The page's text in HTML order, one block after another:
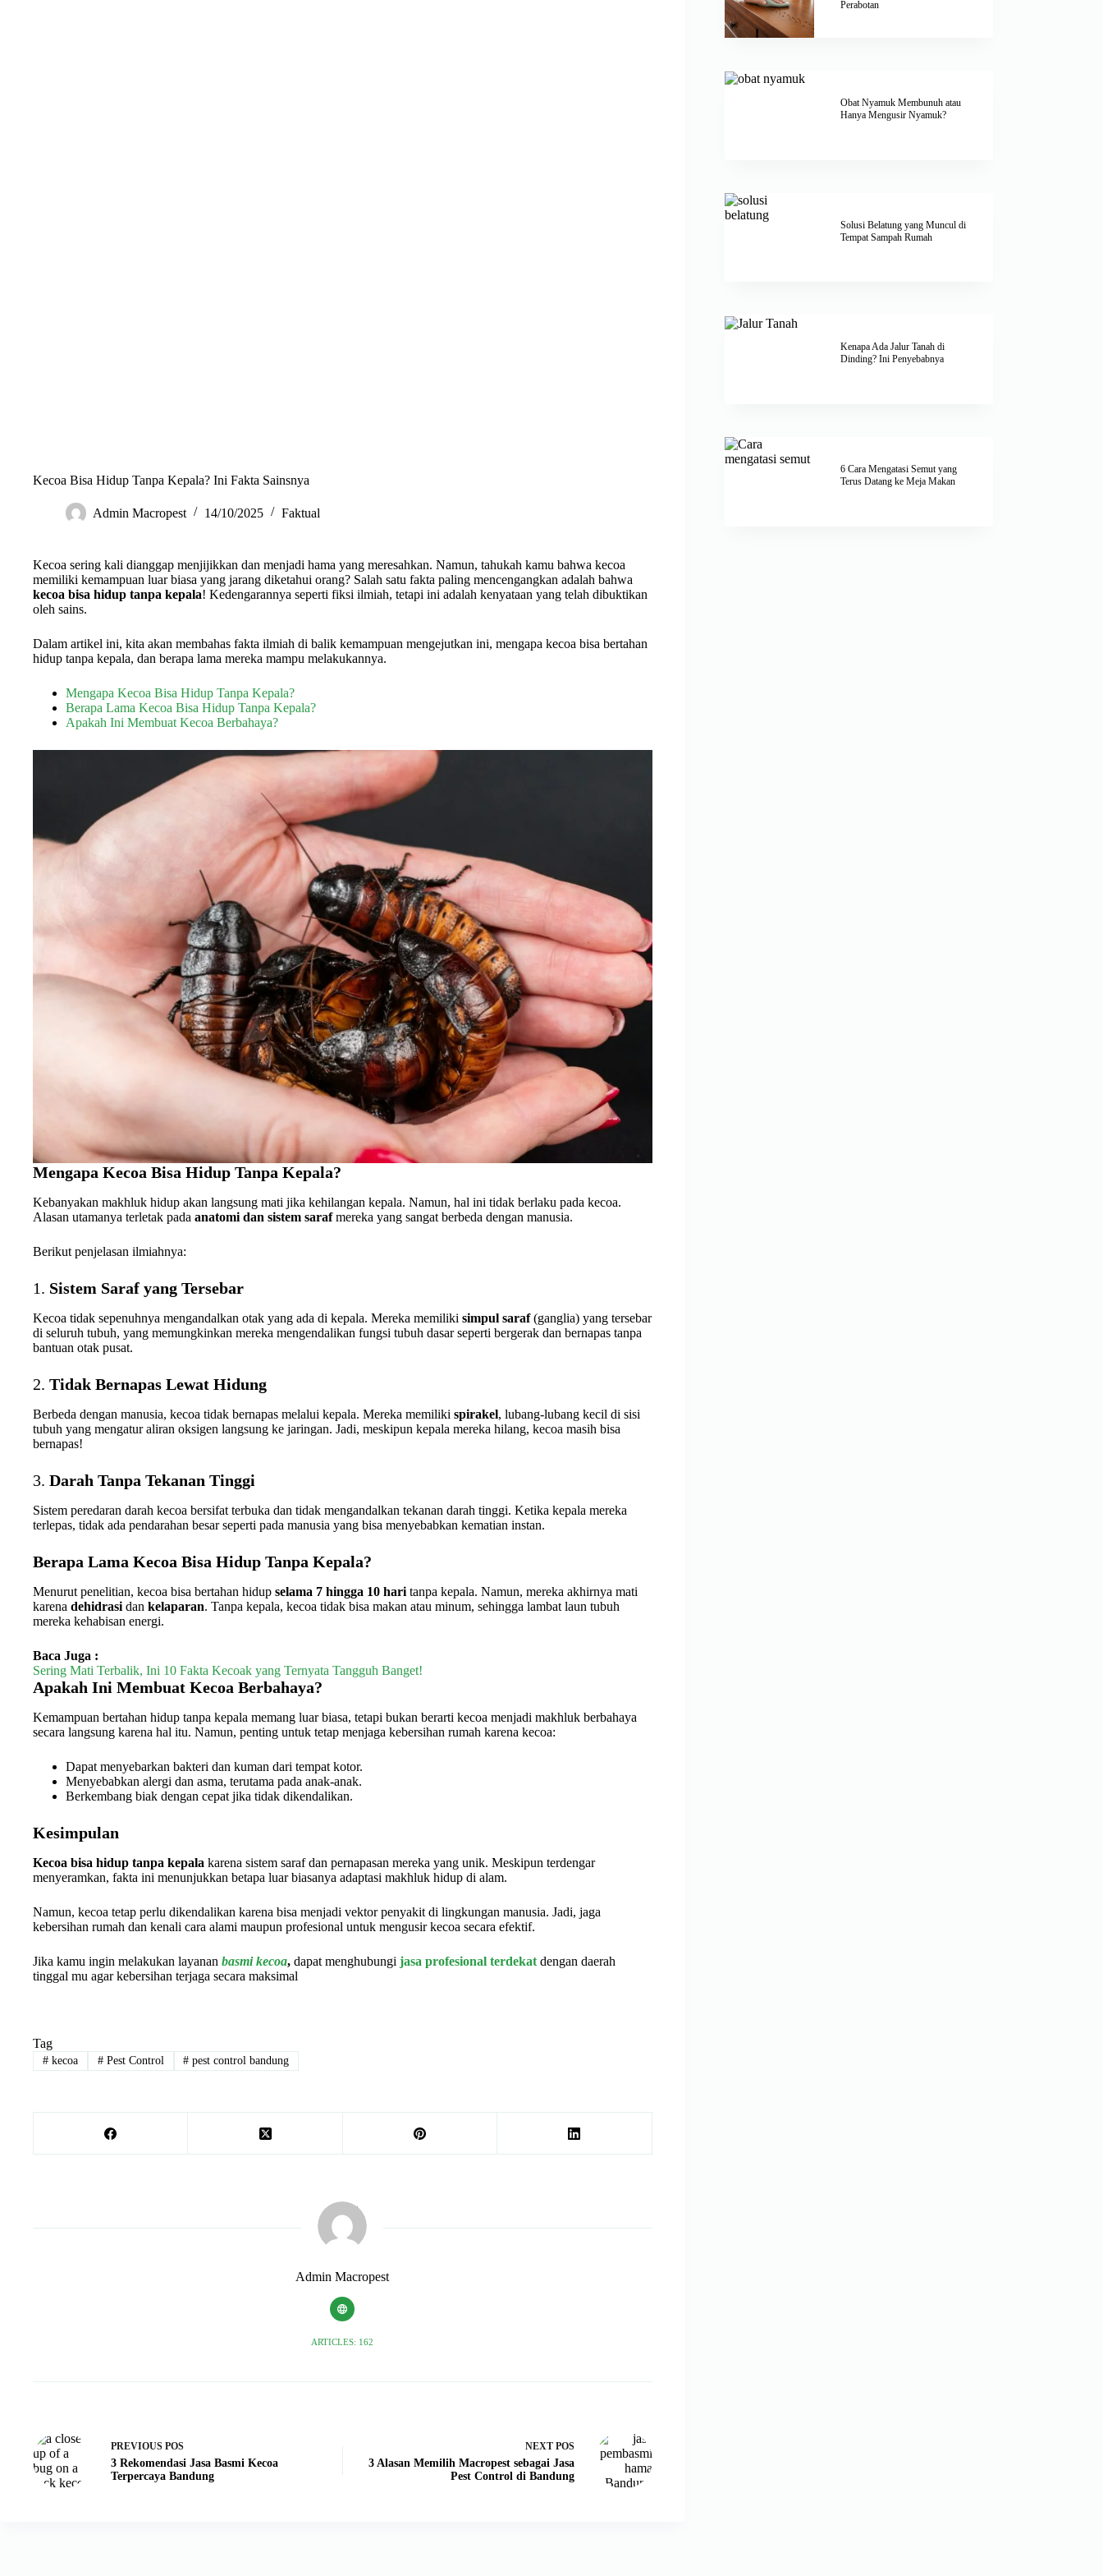
Kecoa Bisa Hidup Tanpa Kepala? Ini Fakta Sainsnya
Admin Macropest 14/10/2025 Faktual
Kecoa sering kali dianggap menjijikkan dan menjadi hama yang meresahkan. Namun, tahukah kamu bahwa kecoa
memiliki kemampuan luar biasa yang jarang diketahui orang? Salah satu fakta paling mencengangkan adalah bahwa
kecoa bisa hidup tanpa kepala! Kedengarannya seperti fiksi ilmiah, tetapi ini adalah kenyataan yang telah dibuktikan
oleh sains.
Dalam artikel ini, kita akan membahas fakta ilmiah di balik kemampuan mengejutkan ini, mengapa kecoa bisa bertahan
hidup tanpa kepala, dan berapa lama mereka mampu melakukannya.
Mengapa Kecoa Bisa Hidup Tanpa Kepala?
Berapa Lama Kecoa Bisa Hidup Tanpa Kepala?
Apakah Ini Membuat Kecoa Berbahaya?
Mengapa Kecoa Bisa Hidup Tanpa Kepala?
Kebanyakan makhluk hidup akan langsung mati jika kehilangan kepala. Namun, hal ini tidak berlaku pada kecoa.
Alasan utamanya terletak pada anatomi dan sistem sarafmereka yang sangat berbeda dengan manusia.
Berikut penjelasan ilmiahnya:
1. Sistem Saraf yang Tersebar
Kecoa tidak sepenuhnya mengandalkan otak yang ada di kepala. Mereka memiliki simpul saraf(ganglia) yang tersebar
di seluruh tubuh, yang memungkinkan mereka mengendalikan fungsi tubuh dasar seperti bergerak dan bernapas tanpa
bantuan otak pusat.
2. Tidak Bernapas Lewat Hidung
Berbeda dengan manusia, kecoa tidak bernapas melalui kepala. Mereka memiliki spirakel, lubang-lubang kecil di sisi
tubuh yang mengatur aliran oksigen langsung ke jaringan. Jadi, meskipun kepala mereka hilang, kecoa masih bisa
bernapas!
3. Darah Tanpa Tekanan Tinggi
Sistem peredaran darah kecoa bersifat terbuka dan tidak mengandalkan tekanan darah tinggi. Ketika kepala mereka
terlepas, tidak ada pendarahan besar seperti pada manusia yang bisa menyebabkan kematian instan.
Berapa Lama Kecoa Bisa Hidup Tanpa Kepala?
Menurut penelitian, kecoa bisa bertahan hidup selama 7 hingga 10 hari tanpa kepala. Namun, mereka akhirnya mati
karena dehidrasi dan kelaparan. Tanpa kepala, kecoa tidak bisa makan atau minum, sehingga lambat laun tubuh
mereka kehabisan energi.
Baca Juga :
Sering Mati Terbalik, Ini 10 Fakta Kecoak yang Ternyata Tangguh Banget!
Apakah Ini Membuat Kecoa Berbahaya?
Kemampuan bertahan hidup tanpa kepala memang luar biasa, tetapi bukan berarti kecoa menjadi makhluk berbahaya
secara langsung karena hal itu. Namun, penting untuk tetap menjaga kebersihan rumah karena kecoa:
Dapat menyebarkan bakteri dan kuman dari tempat kotor.
Menyebabkan alergi dan asma, terutama pada anak-anak.
Berkembang biak dengan cepat jika tidak dikendalikan.
Kesimpulan
Kecoa bisa hidup tanpa kepala karena sistem saraf dan pernapasan mereka yang unik. Meskipun terdengar
menyeramkan, fakta ini menunjukkan betapa luar biasanya adaptasi makhluk hidup di alam.
Namun, kecoa tetap perlu dikendalikan karena bisa menjadi vektor penyakit di lingkungan manusia. Jadi, jaga
kebersihan rumah dan kenali cara alami maupun profesional untuk mengusir kecoa secara efektif.
Jika kamu ingin melakukan layanan basmi kecoa, dapat menghubungi jasa profesional terdekat dengan daerah
tinggal mu agar kebersihan terjaga secara maksimal
Tag
#kecoa #Pest Control # pest control bandung
Admin Macropest
ARTICLES: 162
PREVIOUS POS
3 Rekomendasi Jasa Basmi Kecoa
Terpercaya Bandung
NEXT POS
3 Alasan Memilih Macropest sebagai Jasa
Pest Control di Bandung
Perabotan
Obat Nyamuk Membunuh atau
Hanya Mengusir Nyamuk?
Solusi Belatung yang Muncul di
Tempat Sampah Rumah
Kenapa Ada Jalur Tanah di
Dinding? Ini Penyebabnya
6 Cara Mengatasi Semut yang
Terus Datang ke Meja Makan